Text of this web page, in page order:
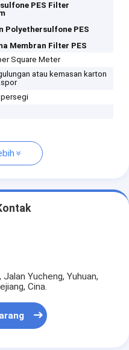
PES Filter
Polyethersulfone PES
Membran Filter PES
Square Meter
atau kemasan karton
Yucheng, Yuhuan,
Cina.